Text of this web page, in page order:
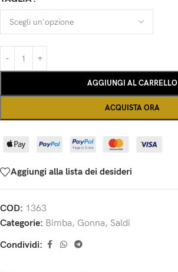
AGGIUNGI AL CARRELLO
ACQUISTA ORA
Aggiungi alla lista dei desideri
COD: 1363
Categorie: Bimba, Gonna, Saldi
Condividi: